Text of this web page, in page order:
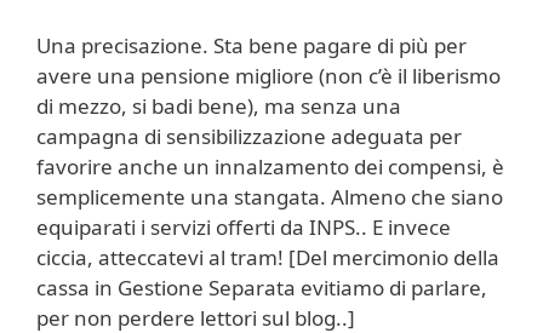
Una precisazione. Sta bene pagare di più per
avere una pensione migliore (non c’è il liberismo
di mezzo, si badi bene), ma senza una
campagna di sensibilizzazione adeguata per
favorire anche un innalzamento dei compensi, è
semplicemente una stangata. Almeno che siano
equiparati i servizi offerti da INPS.. E invece
ciccia, atteccatevi al tram! [Del mercimonio della
cassa in Gestione Separata evitiamo di parlare,
per non perdere lettori sul blog..]